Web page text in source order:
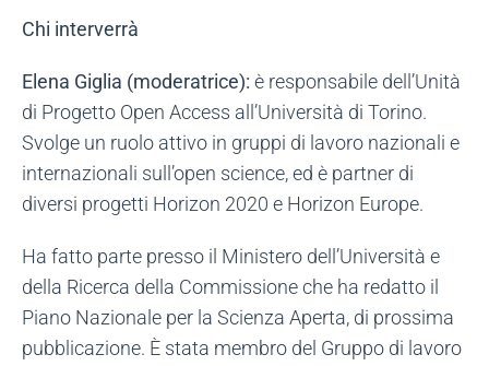
Chi interverrà
Elena Giglia (moderatrice): è responsabile dell’Unità
di Progetto Open Access all’Università di Torino.
Svolge un ruolo attivo in gruppi di lavoro nazionali e
internazionali sull’open science, ed è partner di
diversi progetti Horizon 2020 e Horizon Europe.
Ha fatto parte presso il Ministero dell’Università e
della Ricerca della Commissione che ha redatto il
Piano Nazionale per la Scienza Aperta, di prossima
pubblicazione. È stata membro del Gruppo di lavoro